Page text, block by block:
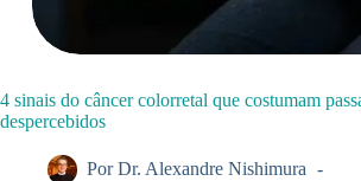
4 sinais do câncer colorretal que costumam
despercebidos
Por Dr. Alexandre Nishimura